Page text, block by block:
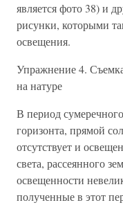
является фото 38) и
рисунки, которыми
освещения.
Упражнение 4.
на натуре
В период
горизонта, прямой
отсутствует и
света, рассеянного
освещенности
полученные в этот